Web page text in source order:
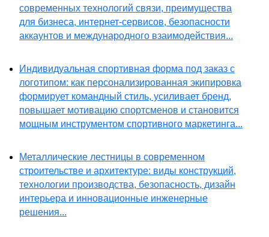
современных технологий связи, преимущества
для бизнеса, интернет-сервисов, безопасности
аккаунтов и международного взаимодействия...
Индивидуальная спортивная форма под заказ с
логотипом: как персонализированная экипировка
формирует командный стиль, усиливает бренд,
повышает мотивацию спортсменов и становится
мощным инструментом спортивного маркетинга...
Металлические лестницы в современном
строительстве и архитектуре: виды конструкций,
технологии производства, безопасность, дизайн
интерьера и инновационные инженерные
решения...